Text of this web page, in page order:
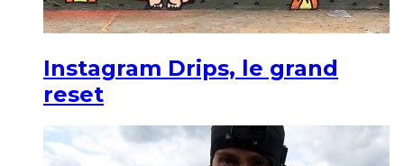
Instagram Drips, le grand
reset